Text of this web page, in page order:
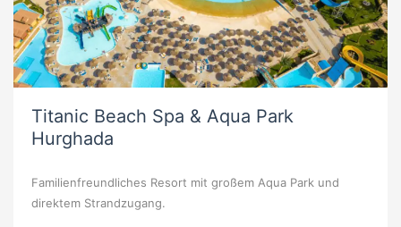
Titanic Beach Spa & Aqua Park
Hurghada
Familienfreundliches Resort mit großem Aqua Park und
direktem Strandzugang.